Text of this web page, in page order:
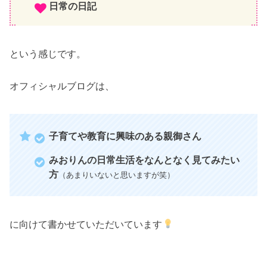
日常の日記
という感じです。
オフィシャルブログは、
子育てや教育に興味のある親御さん
みおりんの日常生活をなんとなく見てみたい
方 （あまりいないと思いますが笑）
に向けて書かせていただいています